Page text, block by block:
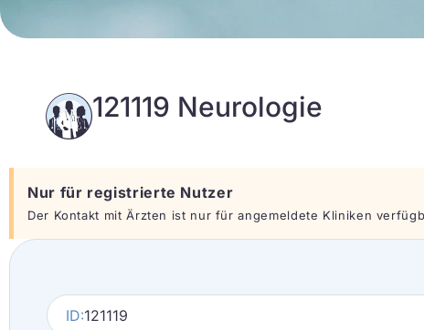
121119 Neurologie
Nur für registrierte Nutzer
Der Kontakt mit Ärzten ist nur für angemeldete Kliniken
ID:121119